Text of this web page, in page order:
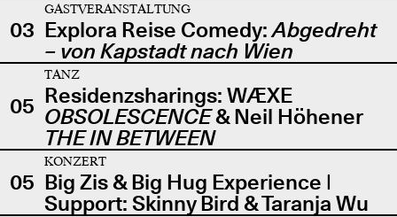
03
GASTVERANSTALTUNG
Explora Reise Comedy:Abgedreht
– von Kapstadt nach Wien
05
TANZ
Residenzsharings: WÆXE
OBSOLESCENCE& Neil Höhener
THE IN BETWEEN
05
KONZERT
Big Zis & Big Hug Experience |
Support: Skinny Bird & Taranja Wu